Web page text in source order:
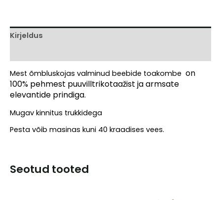
62
Kirjeldus
Mest õmbluskojas valminud beebide toakombe on
100% pehmest puuvilltrikotaažist ja armsate
elevantide prindiga.
Mugav kinnitus trukkidega
Pesta võib masinas kuni 40 kraadises vees.
Seotud tooted